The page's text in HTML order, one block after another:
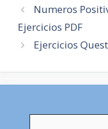
Navegación
de
entradas
Numeros
Ejercicios PDF
Ejercicios